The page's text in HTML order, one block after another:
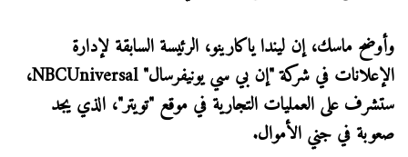
وأوضح ماسك، إن ليندا ياكارينو، الرئيسة السابقة لإدارة
الإعلانات في شركة "إن بي سي يونيفرسال" NBCUniversal،
ستشرف على العمليات التجارية في موقع "تويتر"، الذي يجد
صعوبة في جني الأموال.